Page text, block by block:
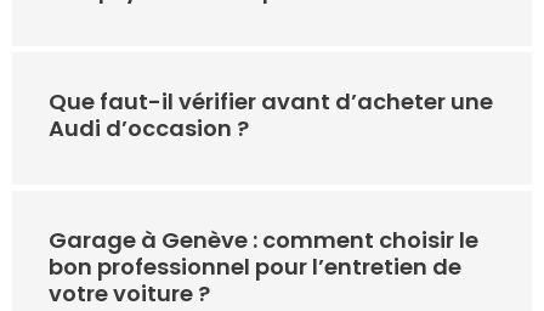
Que faut-il vérifier avant d’acheter une
Audi d’occasion ?
Garage à Genève : comment choisir le
bon professionnel pour l’entretien de
votre voiture ?